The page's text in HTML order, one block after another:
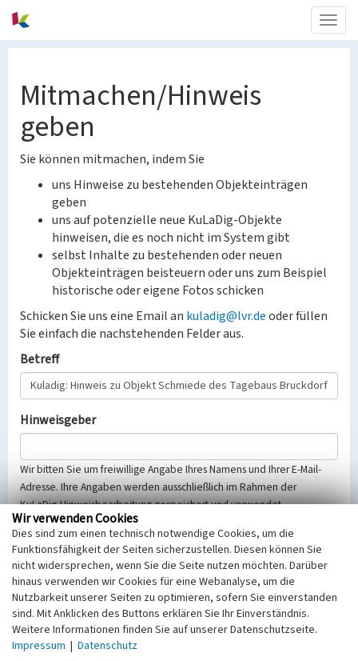
Mitmachen/Hinweis
geben
Sie können mitmachen, indem Sie
uns Hinweise zu bestehenden Objekteinträgen
geben
uns auf potenzielle neue KuLaDig-Objekte
hinweisen, die es noch nicht im System gibt
selbst Inhalte zu bestehenden oder neuen
Objekteinträgen beisteuern oder uns zum Beispiel
historische oder eigene Fotos schicken
Schicken Sie uns eine Email an kuladig@lvr.deoder füllen
Sie einfach die nachstehenden Felder aus.
Betreff
Hinweisgeber
Wir bitten Sie um freiwillige Angabe Ihres Namens und Ihrer E-Mail-
Adresse. Ihre Angaben werden ausschließlich im Rahmen der
KuLaDig-Hinweisbearbeitung gespeichert und verwendet.
Selbstverständlich werden diese entsprechend der Vorschriften des
Telemediengesetzes, des Datenschutzgesetzes NRW und der seit
dem 25.05.2018 gültigen Europäischen Datenschutzgrundverordnung
(EU-DSGVO) vertraulich behandelt, beachten Sie bitte unsere
Hinweise zumDatenschutz
Nachricht
Wir verwenden Cookies
Dies sind zum einen technisch notwendige Cookies, um die
Funktionsfähigkeit der Seiten sicherzustellen. Diesen können Sie
nicht widersprechen, wenn Sie die Seite nutzen möchten. Darüber
hinaus verwenden wir Cookies für eine Webanalyse, um die
Nutzbarkeit unserer Seiten zu optimieren, sofern Sie einverstanden
sind. Mit Anklicken des Buttons erklären Sie Ihr Einverständnis.
Weitere Informationen finden Sie auf unserer Datenschutzseite.
Impressum | Datenschutz